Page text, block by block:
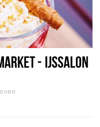
- IJSSALON